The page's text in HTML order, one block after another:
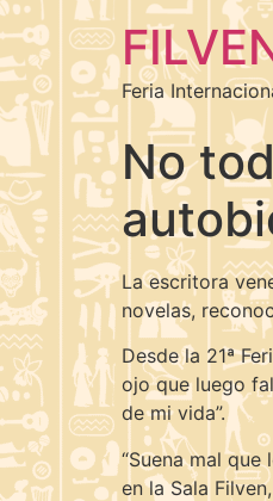
Feria
No
La escritora
novelas,
Desde la 21ª
ojo que luego
de mi vida”.
“Suena mal
en la Sala